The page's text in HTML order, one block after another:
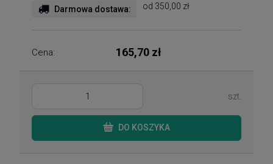
Darmowa dostawa: od 350,00 zł
Cena: 165,70 zł
szt.
DO KOSZYKA